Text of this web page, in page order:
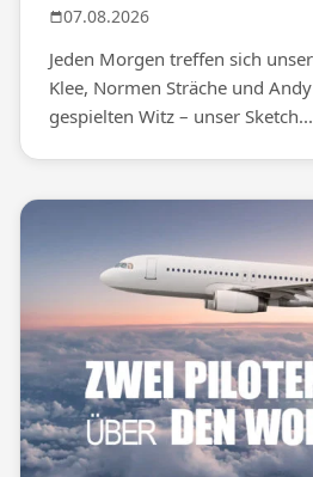
07.08.2026
Jeden Morgen treffen sich
Klee, Normen Sträche und
gespielten Witz – unser Sketch...